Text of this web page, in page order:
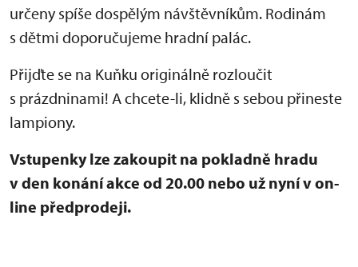
určeny spíše dospělým návštěvníkům. Rodinám
s dětmi doporučujeme hradní palác.
Přijďte se na Kuňku originálně rozloučit
s prázdninami! A chcete-li, klidně s sebou přineste
lampiony.
Vstupenky lze zakoupit na pokladně hradu
v den konání akce od 20.00 nebo už nyní v on-
line předprodeji.